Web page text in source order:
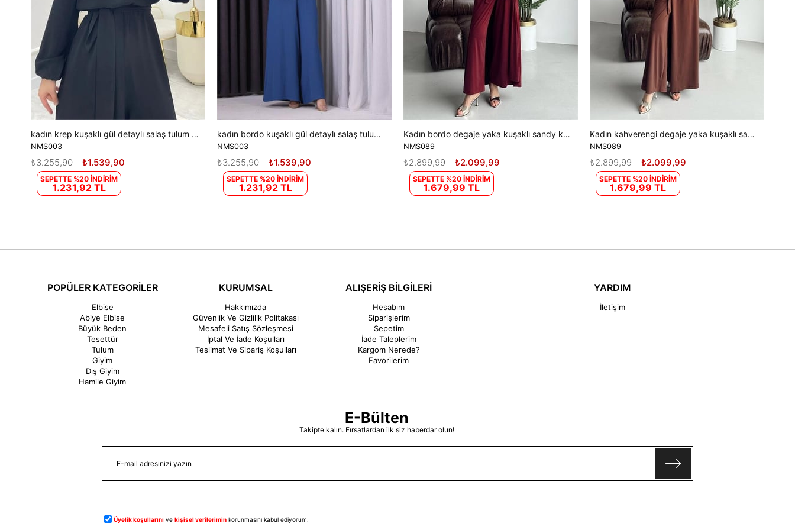
kadın krep kuşaklı gül detaylı salaş tulum DPNMS003
NMS003
₺1.539,90
₺3.255,90
SEPETTE %20 İNDİRİM
1.231,92 TL
kadın bordo kuşaklı gül detaylı salaş tulum DPMS003
NMS003
₺1.539,90
₺3.255,90
SEPETTE %20 İNDİRİM
1.231,92 TL
Kadın bordo degaje yaka kuşaklı sandy kumaş tesettür tulum NMS089
NMS089
₺2.099,99
₺2.899,99
SEPETTE %20 İNDİRİM
1.679,99 TL
Kadın kahverengi degaje yaka kuşaklı sandy kumaş tesettür tulum NMS089
NMS089
₺2.099,99
₺2.899,99
SEPETTE %20 İNDİRİM
1.679,99 TL
POPÜLER KATEGORİLER
Elbise
Abiye Elbise
Büyük Beden
Tesettür
Tulum
Giyim
Dış Giyim
Hamile Giyim
KURUMSAL
Hakkımızda
Güvenlik Ve Gizlilik Politakası
Mesafeli Satış Sözleşmesi
İptal Ve İade Koşulları
Teslimat Ve Sipariş Koşulları
ALIŞERİŞ BİLGİLERİ
Hesabım
Siparişlerim
Sepetim
İade Taleplerim
Kargom Nerede?
Favorilerim
YARDIM
İletişim
E-Bülten
Takipte kalın. Fırsatlardan ilk siz haberdar olun!
Üyelik koşullarını ve kişisel verilerimin korunmasını kabul ediyorum.